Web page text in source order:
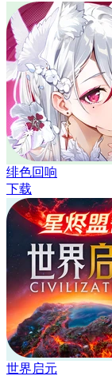
绯色回响
下载
世界启元